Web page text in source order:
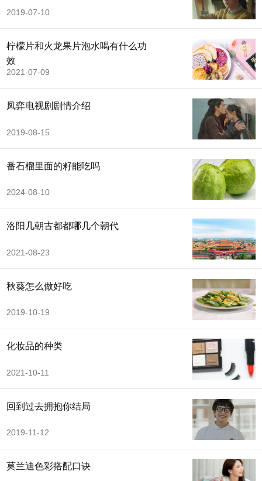
2019-07-10
柠檬片和火龙果片泡水喝有什么功
效
2021-07-09
凤弈电视剧剧情介绍
2019-08-15
番石榴里面的籽能吃吗
2024-08-10
洛阳几朝古都都哪几个朝代
2021-08-23
秋葵怎么做好吃
2019-10-19
化妆品的种类
2021-10-11
回到过去拥抱你结局
2019-11-12
莫兰迪色彩搭配口诀